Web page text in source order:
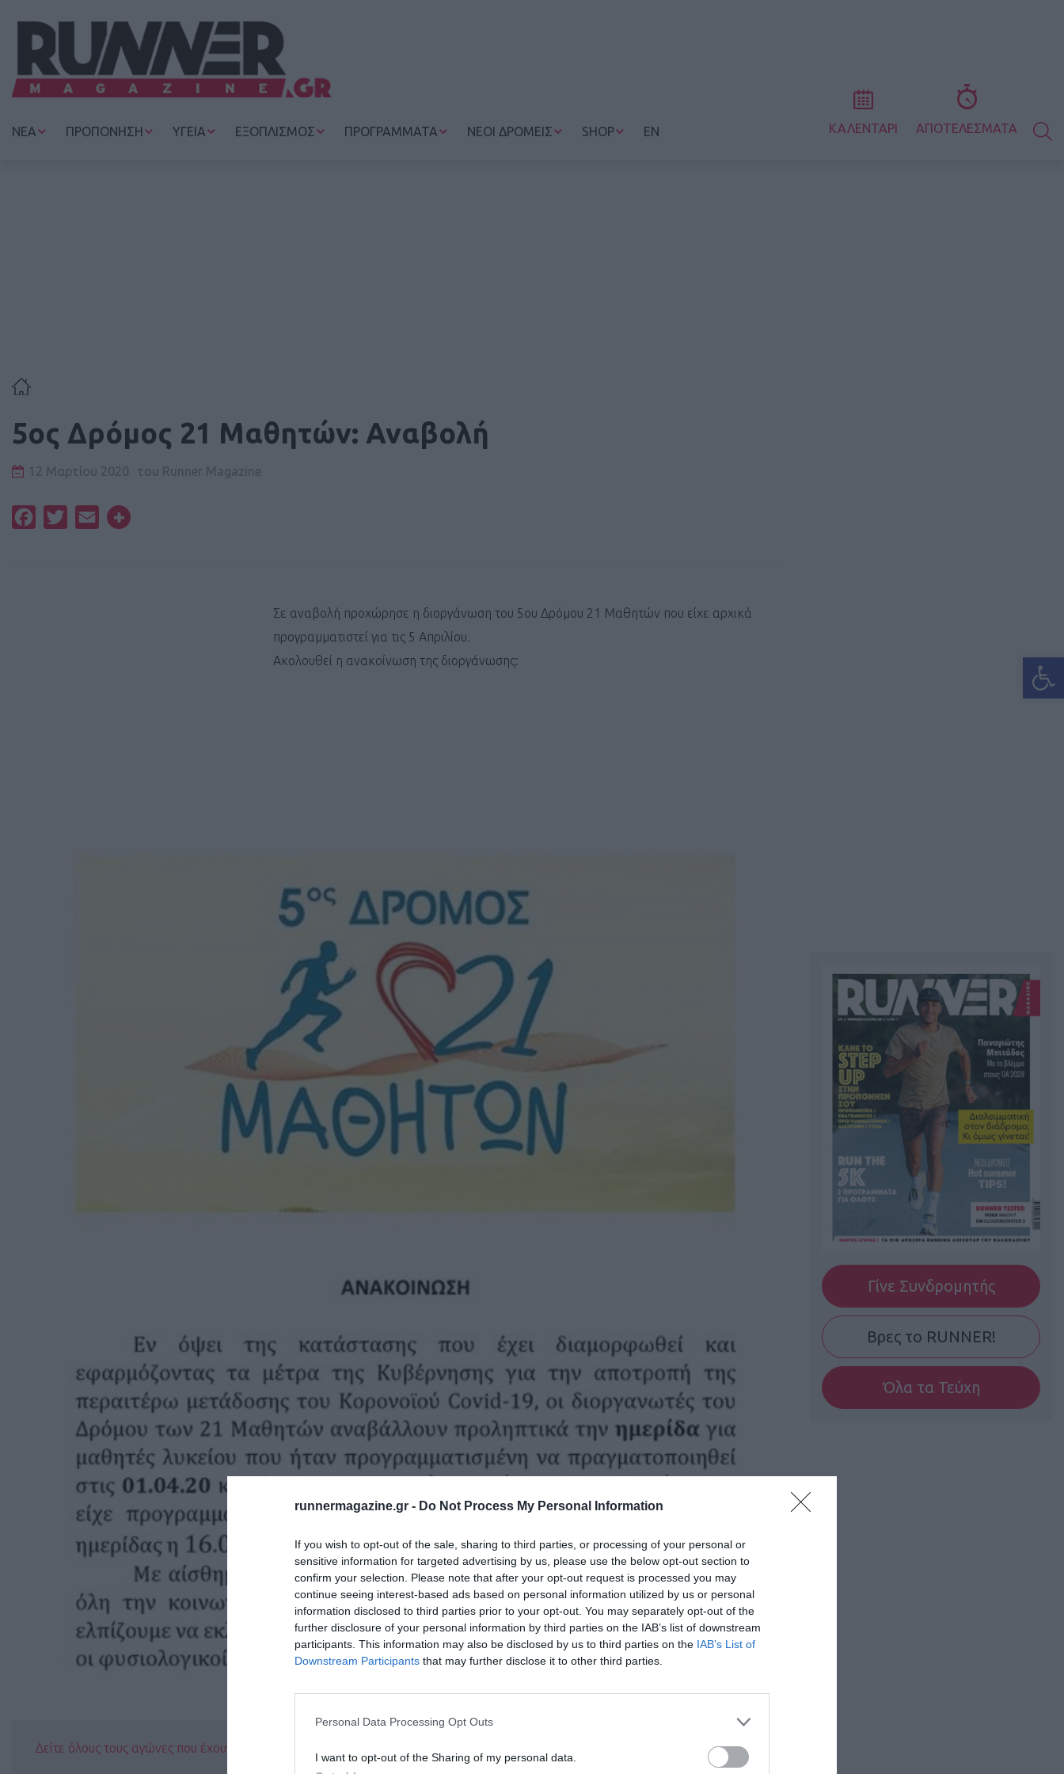
runnermagazine.gr - Do Not Process My Personal Information
If you wish to opt-out of the sale, sharing to third parties, or processing of your personal or
sensitive information for targeted advertising by us, please use the below opt-out section to
confirm your selection. Please note that after your opt-out request is processed you may
continue seeing interest-based ads based on personal information utilized by us or personal
information disclosed to third parties prior to your opt-out. You may separately opt-out of the
further disclosure of your personal information by third parties on the IAB’s list of downstream
participants. This information may also be disclosed by us to third parties on the IAB’s List of
Downstream Participants that may further disclose it to other third parties.
Personal Data Processing Opt Outs
I want to opt-out of the Sharing of my personal data.
ΝΕΑ ΠΡΟΠΟΝΗΣΗ ΥΓΕΙΑ ΕΞΟΠΛΙΣΜΟΣ ΠΡΟΓΡΑΜΜΑΤΑ ΝΕΟΙ ΔΡΟΜΕΙΣ SHOP EN ΚΑΛΕΝΤΑΡΙ ΑΠΟΤΕΛΕΣΜΑΤΑ
5ος Δρόμος 21 Μαθητών: Αναβολή
12 Μαρτίου 2020 του Runner Magazine
FacebookTwitterEmail
Σε αναβολή προχώρησε η διοργάνωση του 5ου Δρόμου 21 Μαθητών που είχε αρχικά
προγραμματιστεί για τις 5 Απριλίου.
Ακολουθεί η ανακοίνωση της διοργάνωσης:
Δείτε όλους τους αγώνες που έχουν αναβληθεί ή ακυρωθεί σε Ελλάδα και εξωτερικό πατώντας εδώ.
Γίνε Συνδρομητής
Βρες το RUNNER!
Όλα τα Τεύχη